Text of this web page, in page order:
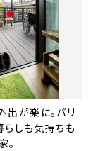
出が楽に。バリ
らしも気持ちも
。